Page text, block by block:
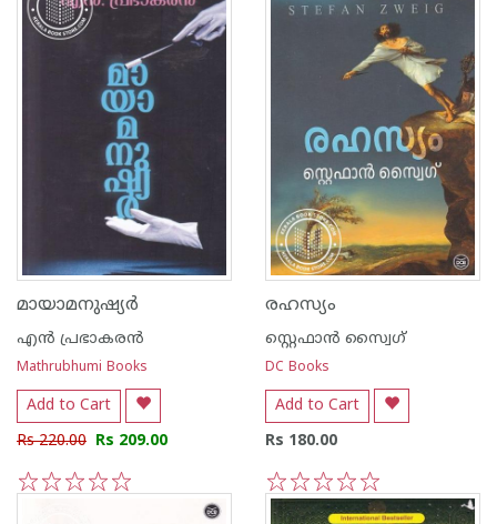
മായാമനുഷ്യര്‍
എന്‍ പ്രഭാകരന്‍
Mathrubhumi Books
Add to Cart
Rs 220.00 Rs 209.00
രഹസ്യം
സ്റ്റെഫാന്‍ സ്വൈഗ്
DC Books
Add to Cart
Rs 180.00
5
4
3
2
1